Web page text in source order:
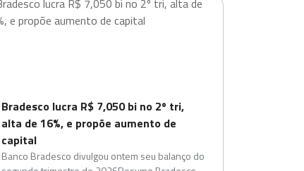
Bradesco lucra R$ 7,050 bi no 2º tri,
alta de 16%, e propõe aumento de
capital
Banco Bradesco divulgou ontem seu balanço do